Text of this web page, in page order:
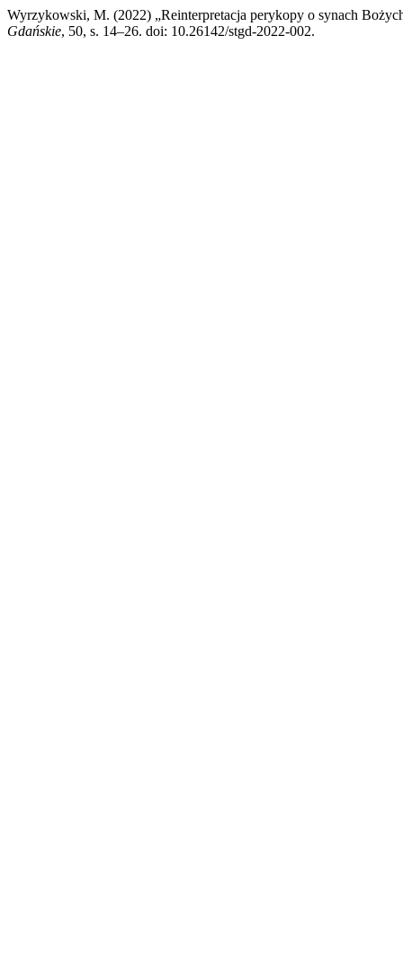
Wyrzykowski, M. (2022) „Reinterpretacja perykopy o synach
Gdańskie, 50, s. 14–26. doi: 10.26142/stgd-2022-002.